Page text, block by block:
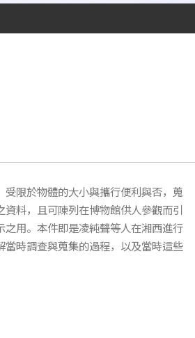
限於物體的大小與攜行便利與否，蒐
料，且可陳列在博物館供人參觀而引
用。本件即是凌純聲等人在湘西進行
時調查與蒐集的過程，以及當時這些